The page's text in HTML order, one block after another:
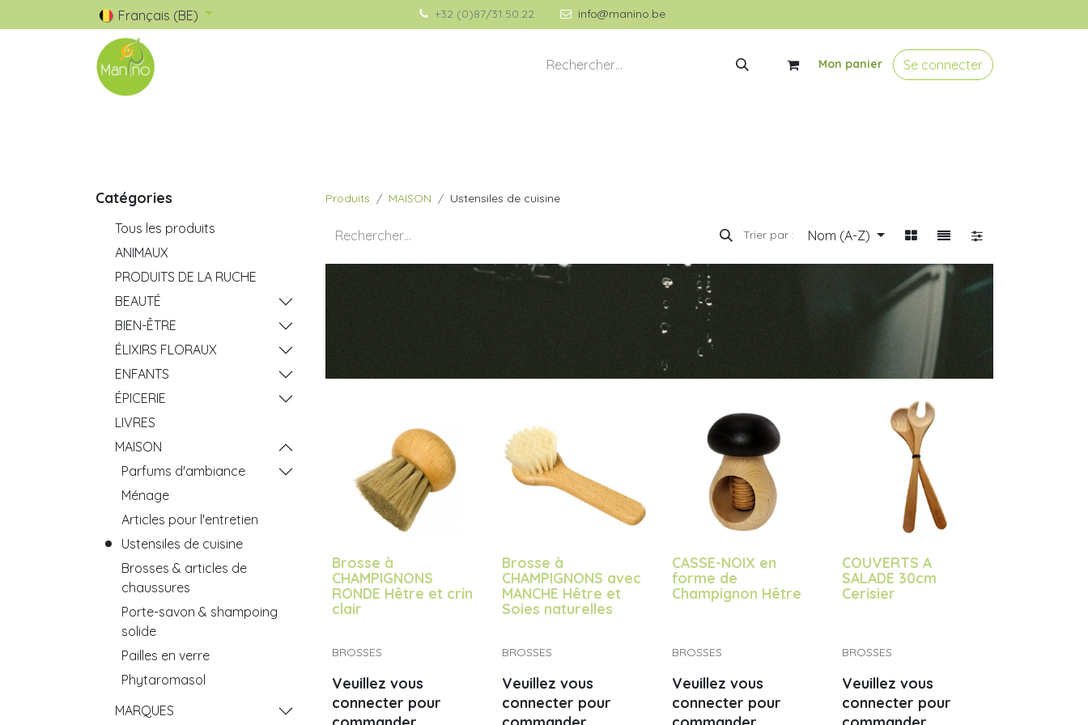
Français (BE) +32 (0)87/31.50.22 info@manino.be
Mon panier Se connecter
Catégories
Tous les produits
ANIMAUX
PRODUITS DE LA RUCHE
BEAUTÉ
BIEN-ÊTRE
ÉLIXIRS FLORAUX
ENFANTS
ÉPICERIE
LIVRES
MAISON
Parfums d'ambiance
Ménage
Articles pour l'entretien
Ustensiles de cuisine
Brosses & articles de
chaussures
Porte-savon & shampoing
solide
Pailles en verre
Phytaromasol
MARQUES
Produits MAISON Ustensiles de cuisine
Trier par : Nom (A-Z)
Brosse à
CHAMPIGNONS
RONDE Hêtre et crin
clair
BROSSES
Veuillez vous
connecter pour
Brosse à
CHAMPIGNONS avec
MANCHE Hêtre et
Soies naturelles
BROSSES
Veuillez vous
connecter pour
CASSE-NOIX en
forme de
Champignon Hêtre
BROSSES
Veuillez vous
connecter pour
COUVERTS A
SALADE 30cm
Cerisier
BROSSES
Veuillez vous
connecter pour